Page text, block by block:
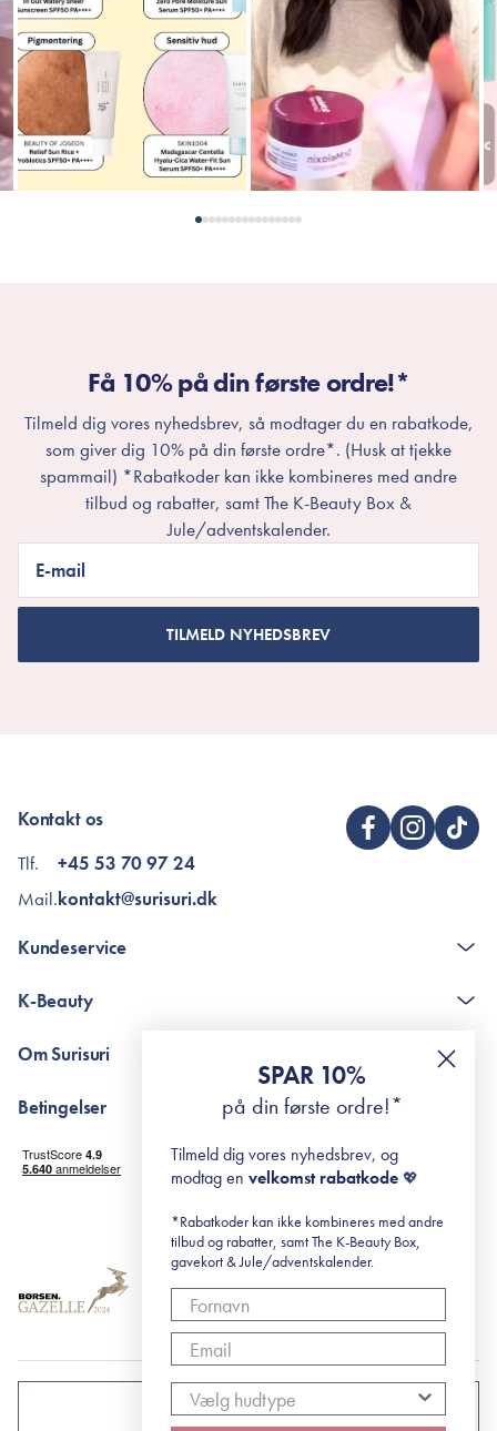
Få 10% på din første ordre!*
Tilmeld dig vores nyhedsbrev, så modtager du en rabatkode,
som giver dig 10% på din første ordre*. (Husk at tjekke
spammail) *Rabatkoder kan ikke kombineres med andre
tilbud og rabatter, samt The K-Beauty Box &
Jule/adventskalender.
E-mail
TILMELD NYHEDSBREV
Kontakt os
Tlf.
Mail.
+45 53 70 97 24
kontakt@surisuri.dk
Kundeservice
The K-Beauty Box - spørgsmål og svar
RE-ZIP
K-Beauty
Retinol for begyndere
surisuri's mini guide til rosacea
Om Surisuri
Black Friday
Betingelser
Levering og returnering
Handelsbetingelser
Abonnementsbetingelser
DANMARK
SPAR 10%
på din første ordre!*
Tilmeld dig vores nyhedsbrev, og
modtag en velkomst rabatkode 💖
*Rabatkoder kan ikke kombineres med andre
tilbud og rabatter, samt The K-Beauty Box,
gavekort & Jule/adventskalender.